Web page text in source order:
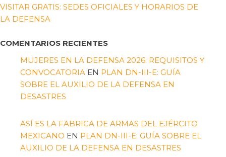
VISITAR GRATIS: SEDES OFICIALES Y HORARIOS DE
LA DEFENSA
COMENTARIOS RECIENTES
MUJERES EN LA DEFENSA 2026: REQUISITOS Y
CONVOCATORIA EN PLAN DN-III-E: GUÍA
SOBRE EL AUXILIO DE LA DEFENSA EN
DESASTRES
ASÍ ES LA FABRICA DE ARMAS DEL EJÉRCITO
MEXICANO EN PLAN DN-III-E: GUÍA SOBRE EL
AUXILIO DE LA DEFENSA EN DESASTRES